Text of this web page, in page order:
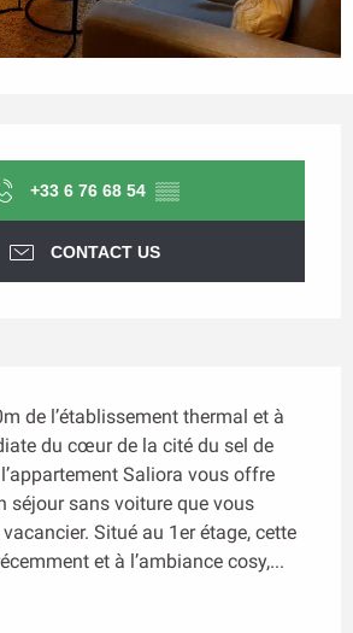
+33 6 76 68 54 ▒▒
CONTACT US
de l’établissement thermal et à
du cœur de la cité du sel de
Saliora vous offre
séjour sans voiture que vous
Situé au 1er étage, cette
et à l’ambiance cosy,...